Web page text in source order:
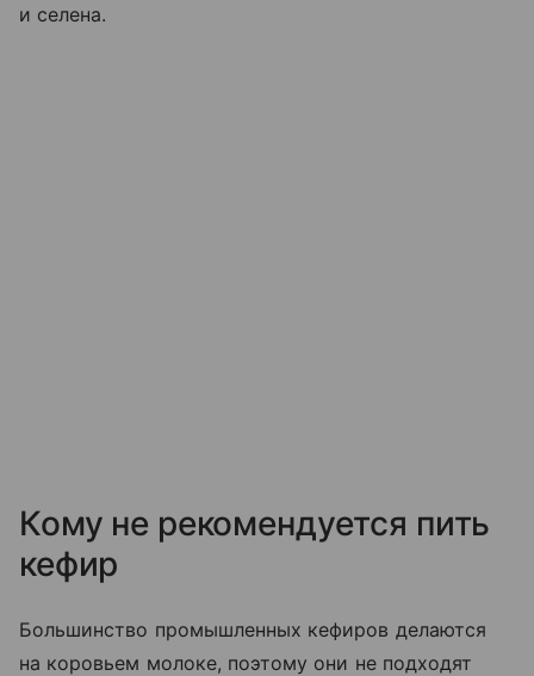
и селена.
Кому не рекомендуется пить
кефир
Большинство промышленных кефиров делаются
на коровьем молоке, поэтому они не подходят